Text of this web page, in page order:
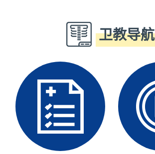
卫教导航